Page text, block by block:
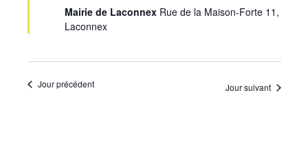
Mairie de Laconnex Rue de la Maison-Forte 11,
Laconnex
Jour précédent Jour suivant